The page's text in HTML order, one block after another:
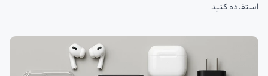
استفاده کنید.